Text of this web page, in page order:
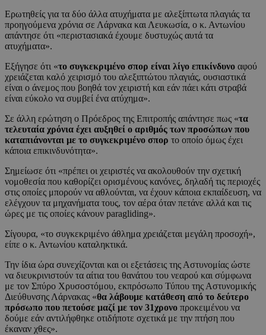
Ερωτηθείς για τα δύο άλλα ατυχήματα με αλεξίπτωτα πλαγιάς τα
προηγούμενα χρόνια σε Λάρνακα και Λευκωσία, ο κ. Αντωνίου
απάντησε ότι «περιστασιακά έχουμε δυστυχώς αυτά τα
ατυχήματα».
Εξήγησε ότι «το συγκεκριμένο σπορ είναι λίγο επικίνδυνο αφού
χρειάζεται καλό χειρισμό του αλεξιπτώτου πλαγιάς, ουσιαστικά
είναι ο άνεμος που βοηθά τον χειριστή και εάν πάει κάτι στραβά
είναι εύκολο να συμβεί ένα ατύχημα».
Σε άλλη ερώτηση ο Πρόεδρος της Επιτροπής απάντησε πως «τα
τελευταία χρόνια έχει αυξηθεί ο αριθμός των προσώπων που
καταπιάνονται με το συγκεκριμένο σπορ το οποίο όμως έχει
κάποια επικινδυνότητα».
Σημείωσε ότι «πρέπει οι χειριστές να ακολουθούν την σχετική
νομοθεσία που καθορίζει ορισμένους κανόνες, δηλαδή τις περιοχές
στις οποίες μπορούν να αθλούνται, να έχουν κάποια εκπαίδευση, να
ελέγχουν τα μηχανήματα τους, τον αέρα όταν πετάνε αλλά και τις
ώρες με τις οποίες κάνουν paragliding».
Σίγουρα, «το συγκεκριμένο άθλημα χρειάζεται μεγάλη προσοχή»,
είπε ο κ. Αντωνίου καταληκτικά.
Την ίδια ώρα συνεχίζονται και οι εξετάσεις της Αστυνομίας ώστε
να διευκρινιστούν τα αίτια του θανάτου του νεαρού και σύμφωνα
με τον Σπύρο Χρυσοστόμου, εκπρόσωπο Τύπου της Αστυνομικής
Διεύθυνσης Λάρνακας «θα λάβουμε κατάθεση από το δεύτερο
πρόσωπο που πετούσε μαζί με τον 31χρονο προκειμένου να
δούμε εάν αντιλήφθηκε οτιδήποτε σχετικά με την πτήση που
έκαναν χθες».